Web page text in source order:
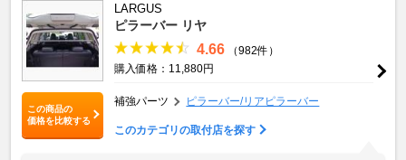
この商品の
価格を比較する
LARGUS
ピラーバー リヤ
4.66
（982件）
購入価格：11,880円
補強パーツ ピラーバー/リアピラーバー
このカテゴリの取付店を探す